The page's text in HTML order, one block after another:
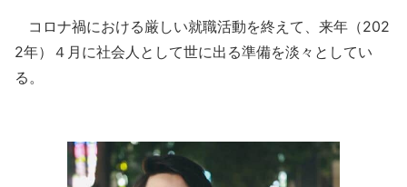
コロナ禍における厳しい就職活動を終えて、来年（202
2年）４月に社会人として世に出る準備を淡々としてい
る。